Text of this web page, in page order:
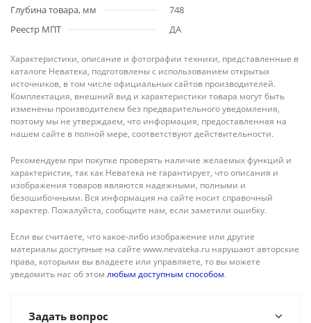
Глубина товара, мм
748
Реестр МПТ
ДА
Характеристики, описание и фотографии техники, представленные в
каталоге Неватека, подготовлены с использованием открытых
источников, в том числе официальных сайтов производителей.
Комплектация, внешний вид и характеристики товара могут быть
изменены производителем без предварительного уведомления,
поэтому мы не утверждаем, что информация, предоставленная на
нашем сайте в полной мере, соответствуют действительности.
Рекомендуем при покупке проверять наличие желаемых функций и
характеристик, так как Неватека не гарантирует, что описания и
изображения товаров являются надежными, полными и
безошибочными. Вся информация на сайте носит справочный
характер. Пожалуйста, сообщите нам, если заметили ошибку.
Если вы считаете, что какое-либо изображение или другие
материалы доступные на сайте www.nevateka.ru нарушают авторские
права, которыми вы владеете или управляете, то вы можете
уведомить нас об этом любым доступным способом.
Задать вопрос